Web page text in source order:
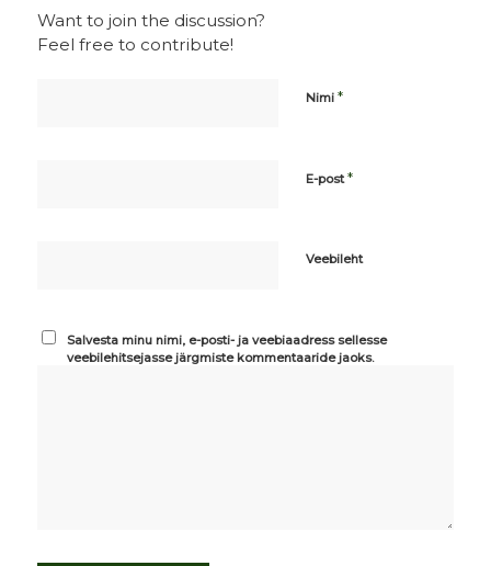
Want to join the discussion?
Feel free to contribute!
Nimi *
E-post*
Veebileht
Salvesta minu nimi, e-posti- ja veebiaadress sellesse
veebilehitsejasse järgmiste kommentaaride jaoks.